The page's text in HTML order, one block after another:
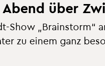
Abend über
Show „Brain­storm“
zu einem ganz